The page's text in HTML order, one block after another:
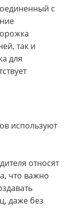
с
так и
для
используют
относят
что важно
даже без